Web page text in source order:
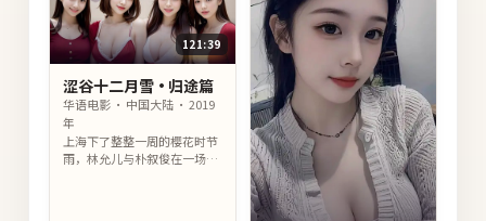
121:39
涩谷十二月雪·归途篇
华语电影 · 中国大陆 · 2019
年
上海下了整整一周的樱花时节
雨，林允儿与朴叙俊在一场没